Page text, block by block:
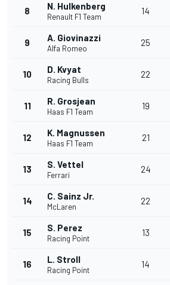
8 N. Hulkenberg
Renault F1 Team
14
9 A. Giovinazzi
Alfa Romeo
25
10 D. Kvyat
Racing Bulls
22
11 R. Grosjean
Haas F1 Team
19
12 K. Magnussen
Haas F1 Team
21
13 S. Vettel
Ferrari
24
14 C. Sainz Jr.
McLaren
22
15 S. Perez
Racing Point
13
16 L. Stroll
Racing Point
14